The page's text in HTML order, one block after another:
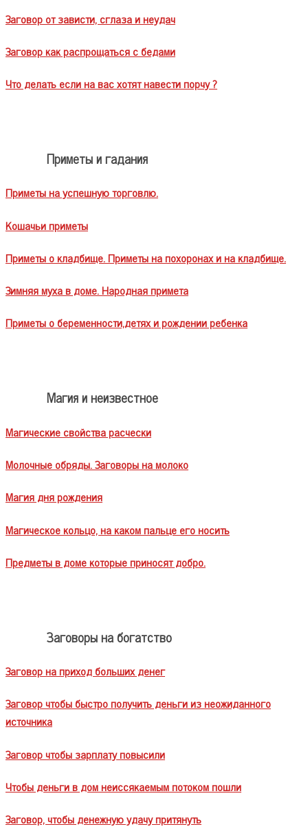
Заговор от зависти, сглаза и неудач
Заговор как распрощаться с бедами
Что делать если на вас хотят навести порчу ?
Приметы и гадания
Приметы на успешную торговлю.
Кошачьи приметы
Приметы о кладбище. Приметы на похоронах и на кладбище.
Зимняя муха в доме. Народная примета
Приметы о беременности,детях и рождении ребенка
Магия и неизвестное
Магические свойства расчески
Молочные обряды. Заговоры на молоко
Магия дня рождения
Магическое кольцо, на каком пальце его носить
Предметы в доме которые приносят добро.
Заговоры на богатство
Заговор на приход больших денег
Заговор чтобы быстро получить деньги из неожиданного
источника
Заговор чтобы зарплату повысили
Чтобы деньги в дом неиссякаемым потоком пошли
Заговор, чтобы денежную удачу притянуть